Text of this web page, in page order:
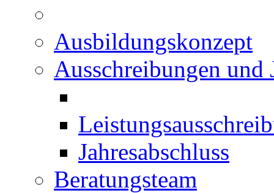
Ausbildungskonzept
Ausschreibungen und
Jahresabschluss
Beratungsteam